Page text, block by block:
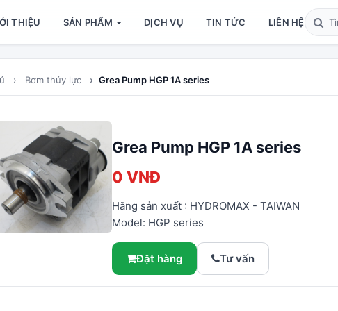
Tìm
CHỦ
THIỆU SẢN PHẨM DỊCH VỤ TIN TỨC LIÊN HỆ
Bơm thủy lực Grea Pump HGP 1A series
Grea Pump HGP 1A series
0 VNĐ
Hãng sản xuất : HYDROMAX - TAIWAN
Model: HGP series
Đặt hàng Tư vấn